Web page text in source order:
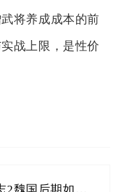
将养成成本的前
战上限，是性价